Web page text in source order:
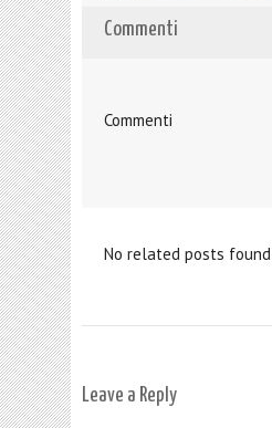
Commenti
Commenti
No related posts found
Leave a Reply